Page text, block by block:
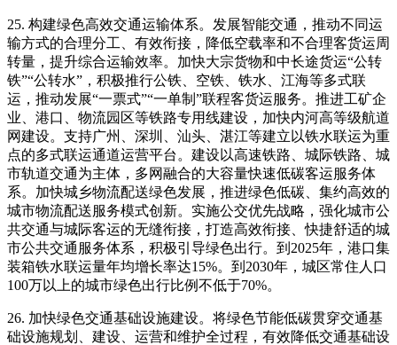
25. 构建绿色高效交通运输体系。发展智能交通，推动不同运
输方式的合理分工、有效衔接，降低空载率和不合理客货运周
转量，提升综合运输效率。加快大宗货物和中长途货运“公转
铁”“公转水”，积极推行公铁、空铁、铁水、江海等多式联
运，推动发展“一票式”“一单制”联程客货运服务。推进工矿企
业、港口、物流园区等铁路专用线建设，加快内河高等级航道
网建设。支持广州、深圳、汕头、湛江等建立以铁水联运为重
点的多式联运通道运营平台。建设以高速铁路、城际铁路、城
市轨道交通为主体，多网融合的大容量快速低碳客运服务体
系。加快城乡物流配送绿色发展，推进绿色低碳、集约高效的
城市物流配送服务模式创新。实施公交优先战略，强化城市公
共交通与城际客运的无缝衔接，打造高效衔接、快捷舒适的城
市公共交通服务体系，积极引导绿色出行。到2025年，港口集
装箱铁水联运量年均增长率达15%。到2030年，城区常住人口
100万以上的城市绿色出行比例不低于70%。
26. 加快绿色交通基础设施建设。将绿色节能低碳贯穿交通基
础设施规划、建设、运营和维护全过程，有效降低交通基础设